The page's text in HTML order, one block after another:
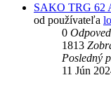
SAKO TRG 62
od používateľa
0
1813
Posledný
11 Jún